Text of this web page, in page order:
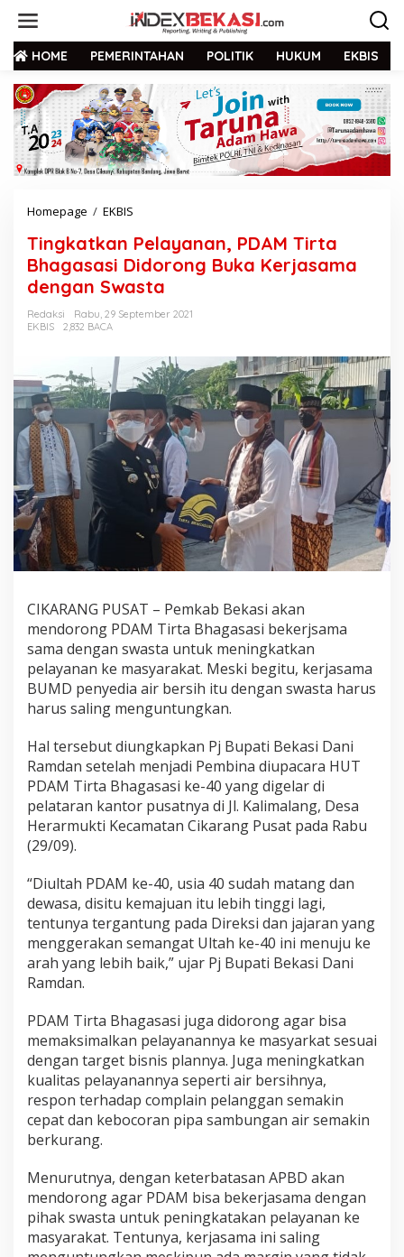
HOME PEMERINTAHAN POLITIK HUKUM EKBIS
Homepage / EKBIS
Tingkatkan Pelayanan, PDAM Tirta
Bhagasasi Didorong Buka Kerjasama
dengan Swasta
Redaksi
Rabu, 29 September 2021
EKBIS
2,832 BACA
CIKARANG PUSAT – Pemkab Bekasi akan
mendorong PDAM Tirta Bhagasasi bekerjsama
sama dengan swasta untuk meningkatkan
pelayanan ke masyarakat. Meski begitu, kerjasama
BUMD penyedia air bersih itu dengan swasta harus
harus saling menguntungkan.
Hal tersebut diungkapkan Pj Bupati Bekasi Dani
Ramdan setelah menjadi Pembina diupacara HUT
PDAM Tirta Bhagasasi ke-40 yang digelar di
pelataran kantor pusatnya di Jl. Kalimalang, Desa
Herarmukti Kecamatan Cikarang Pusat pada Rabu
(29/09).
“Diultah PDAM ke-40, usia 40 sudah matang dan
dewasa, disitu kemajuan itu lebih tinggi lagi,
tentunya tergantung pada Direksi dan jajaran yang
menggerakan semangat Ultah ke-40 ini menuju ke
arah yang lebih baik,” ujar Pj Bupati Bekasi Dani
Ramdan.
PDAM Tirta Bhagasasi juga didorong agar bisa
memaksimalkan pelayanannya ke masyarkat sesuai
dengan target bisnis plannya. Juga meningkatkan
kualitas pelayanannya seperti air bersihnya,
respon terhadap complain pelanggan semakin
cepat dan kebocoran pipa sambungan air semakin
berkurang.
Menurutnya, dengan keterbatasan APBD akan
mendorong agar PDAM bisa bekerjasama dengan
pihak swasta untuk peningkatakan pelayanan ke
masyarakat. Tentunya, kerjasama ini saling